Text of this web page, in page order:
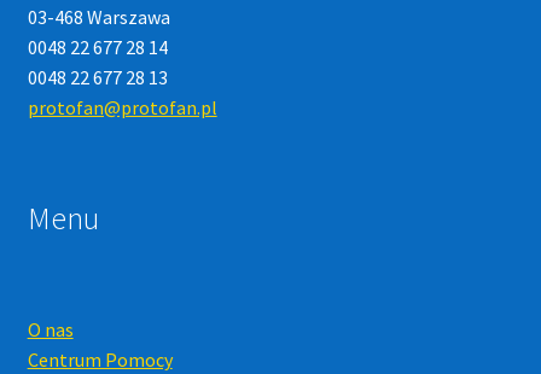
03-468 Warszawa
0048 22 677 28 14
0048 22 677 28 13
protofan@protofan.pl
Menu
O nas
Centrum Pomocy